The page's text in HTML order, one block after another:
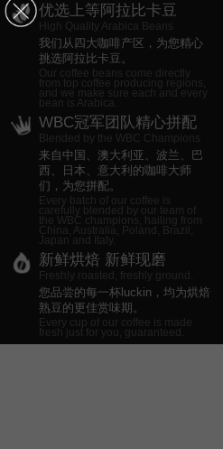
优选上等阿拉比卡豆
High Quality Arabica Beans
我们从四大咖啡产区，为您精心
挑选阿拉比卡豆。
Our coffee beans come directly
from top coffee producing regions,
and we make sure each and every
bean is Arabica.
WBC冠军团队精心拼配
Blended by the WBC Champions
来自中国、澳大利亚、波兰、巴
西、日本、意大利的咖啡大师
们，为您拼配。
Every batch of our coffee is
carefully blended by our team of
the WBC champions, hailing from
China, Australia, Poland, Brazil,
Japan and Italy.
新鲜烘焙 新鲜现磨
Freshly roasted, freshly ground.
您品尝的每一杯luckin，均为烘焙
熟豆的更佳赏味期。
Every cup of our coffee is made
fresh just for you, guaranteed.